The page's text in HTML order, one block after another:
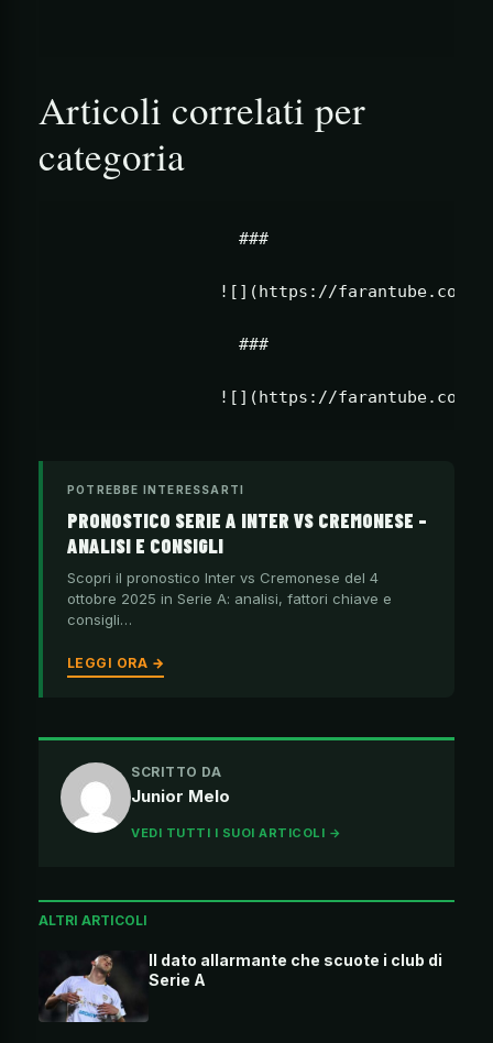
Articoli correlati per
categoria
###
![](https://farantube.com/
###
POTREBBE INTERESSARTI
PRONOSTICO SERIE A INTER VS CREMONESE –
ANALISI E CONSIGLI
Scopri il pronostico Inter vs Cremonese del 4
ottobre 2025 in Serie A: analisi, fattori chiave e
consigli…
LEGGI ORA →
SCRITTO DA
Junior Melo
VEDI TUTTI I SUOI ARTICOLI →
ALTRI ARTICOLI
Il dato allarmante che scuote i club di
Serie A